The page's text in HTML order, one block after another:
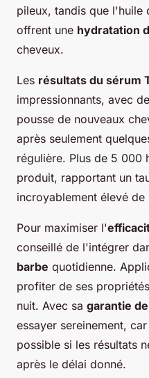
pileux, tandis que
offrent une hydratation
cheveux.
Les résultats du sérum
impressionnants, avec
pousse de nouveaux
après seulement
régulière. Plus de 5 000
produit, rapportant un
incroyablement élevé de
Pour maximiser l'
conseillé de l'intégrer
barbe quotidienne.
profiter de ses
nuit. Avec sa garantie
essayer sereinement,
possible si les résultats
après le délai donné.